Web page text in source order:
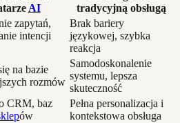
AI
tradycyjną obsługą
zapytań,
intencji
Brak bariery
językowej, szybka
reakcja
na bazie
rozmów
Samodoskonalenie
systemu, lepsza
skuteczność
CRM, baz
ów
Pełna personalizacja i
kontekstowa obsługa